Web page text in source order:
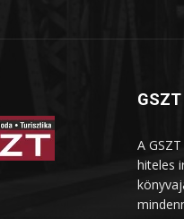
A
hiteles